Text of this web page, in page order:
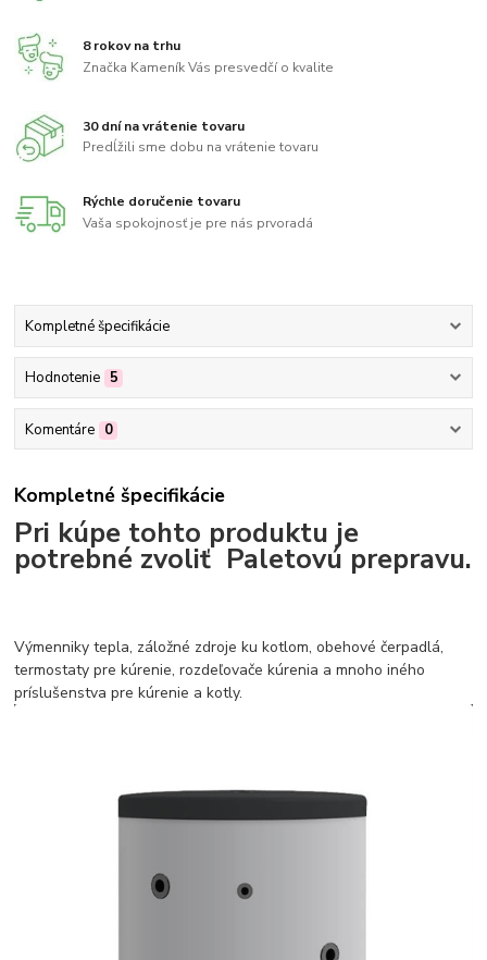
8 rokov na trhu
Značka Kameník Vás presvedčí o kvalite
30 dní na vrátenie tovaru
Predĺžili sme dobu na vrátenie tovaru
Rýchle doručenie tovaru
Vaša spokojnosť je pre nás prvoradá
Kompletné špecifikácie
Hodnotenie 5
Komentáre 0
Kompletné špecifikácie
Pri kúpe tohto produktu je
potrebné zvoliť Paletovú prepravu.
Výmenniky tepla, záložné zdroje ku kotlom, obehové čerpadlá,
termostaty pre kúrenie, rozdeľovače kúrenia a mnoho iného
príslušenstva pre kúrenie a kotly.